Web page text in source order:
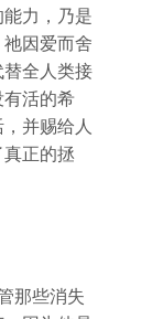
力，乃是
因爱而舍
全人类接
活的希
并赐给人
正的拯
那些消失